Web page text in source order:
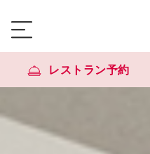
レストラン予約